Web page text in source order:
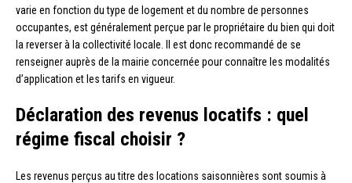
varie en fonction du type de logement et du nombre de personnes
occupantes, est généralement perçue par le propriétaire du bien qui doit
la reverser à la collectivité locale. Il est donc recommandé de se
renseigner auprès de la mairie concernée pour connaître les modalités
d’application et les tarifs en vigueur.
Déclaration des revenus locatifs : quel
régime fiscal choisir ?
Les revenus perçus au titre des locations saisonnières sont soumis à